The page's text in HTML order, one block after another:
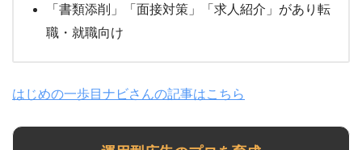
「書類添削」「面接対策」「求人紹介」があり転
職・就職向け
はじめの一歩目ナビさんの記事はこちら